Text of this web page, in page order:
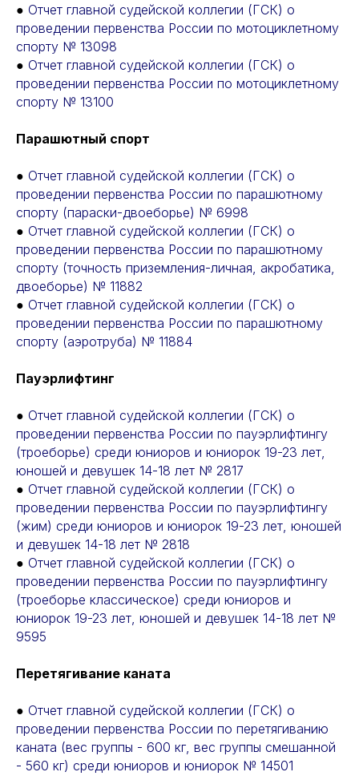
● Отчет главной судейской коллегии (ГСК) о
проведении первенства России по мотоциклетному
спорту № 13098
● Отчет главной судейской коллегии (ГСК) о
проведении первенства России по мотоциклетному
спорту № 13100
Парашютный спорт
● Отчет главной судейской коллегии (ГСК) о
проведении первенства России по парашютному
спорту (параски-двоеборье) № 6998
● Отчет главной судейской коллегии (ГСК) о
проведении первенства России по парашютному
спорту (точность приземления-личная, акробатика,
двоеборье) № 11882
● Отчет главной судейской коллегии (ГСК) о
проведении первенства России по парашютному
спорту (аэротруба) № 11884
Пауэрлифтинг
● Отчет главной судейской коллегии (ГСК) о
проведении первенства России по пауэрлифтингу
(троеборье) среди юниоров и юниорок 19-23 лет,
юношей и девушек 14-18 лет № 2817
● Отчет главной судейской коллегии (ГСК) о
проведении первенства России по пауэрлифтингу
(жим) среди юниоров и юниорок 19-23 лет, юношей
и девушек 14-18 лет № 2818
● Отчет главной судейской коллегии (ГСК) о
проведении первенства России по пауэрлифтингу
(троеборье классическое) среди юниоров и
юниорок 19-23 лет, юношей и девушек 14-18 лет №
9595
Перетягивание каната
● Отчет главной судейской коллегии (ГСК) о
проведении первенства России по перетягиванию
каната (вес группы - 600 кг, вес группы смешанной
- 560 кг) среди юниоров и юниорок № 14501